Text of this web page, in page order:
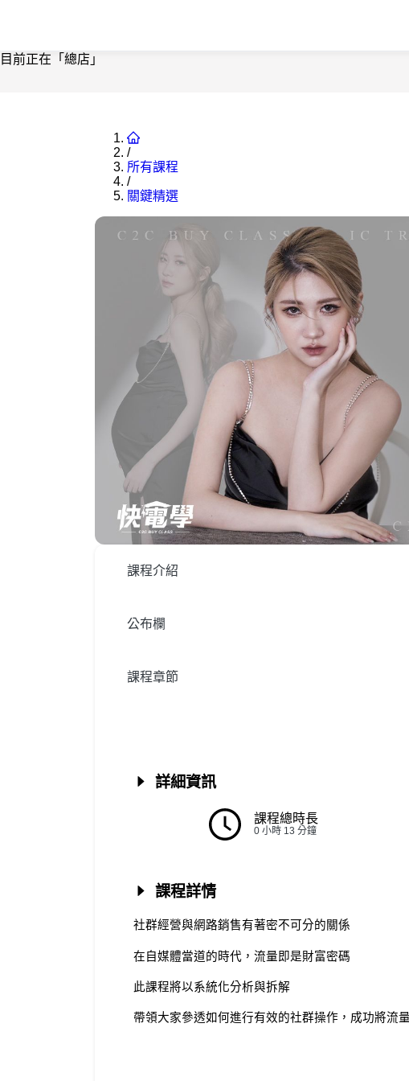
目前正在「總店」
/
所有課程
/
關鍵精選
課程介紹
公布欄
課程章節
詳細資訊
課程總時長
0 小時 13 分鐘
課程詳情
社群經營與網路銷售有著密不可分的關係
在自媒體當道的時代，流量即是財富密碼
此課程將以系統化分析與拆解
帶領大家參透如何進行有效的社群操作，成功將流量